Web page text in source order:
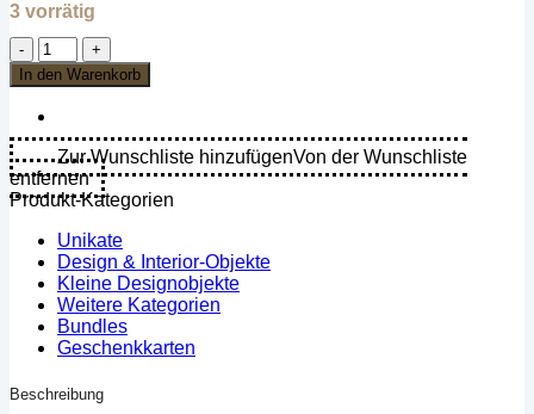
Tragen Sie ein Stück kamerunischer Tradition und setzen Sie ein
Statement!
3 vorrätig
Reif
bestickt
mit
Perlen
Kaurimuscheln
–
Nachtblau
(Kamerun)
Menge
In den Warenkorb
Zur Wunschliste hinzufügenVon der Wunschliste
entfernen
Produkt-Kategorien
Unikate
Design & Interior-Objekte
Kleine Designobjekte
Weitere Kategorien
Bundles
Geschenkkarten
Beschreibung